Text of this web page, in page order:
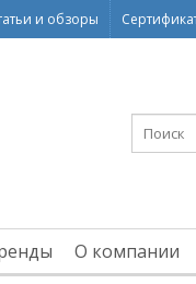
и обзоры
О компании